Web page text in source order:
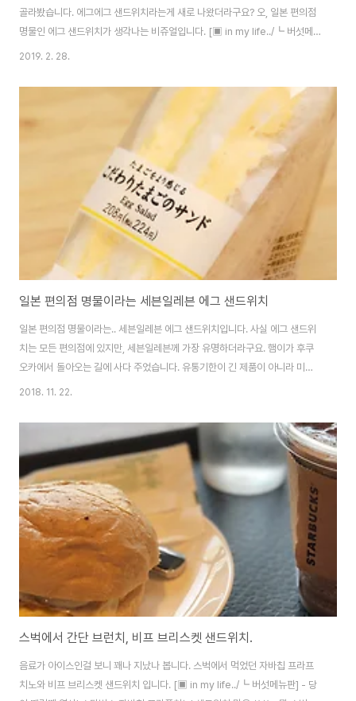
골라봤습니다. 에그에그 샌드위치라는게 새로 나왔더라구요? 오, 일본 편의점
명물인 에그 샌드위치가 생각나는 비쥬얼입니다. [▣ in my life../┗ 버섯메
뉴판] - 일본 편의점 명물이라는 세븐일레븐 에그 샌드위치 사실 큰 기대 없이
비교해도 꿀리지 않아요. 에그 샌드위치가 유통기간이 짧아 일본께 들어오기
어려울텐데, 스벅 에그에게 샌드위치면 대용이 될만합니다. ^^
2019. 2. 28.
일본 편의점 명물이라는 세븐일레븐 에그 샌드위치
일본 편의점 명물이라는.. 세븐일레븐 에그 샌드위치입니다. 사실 에그 샌드위
치는 모든 편의점에 있지만, 세븐일레븐께 가장 유명하더라구요. 햄이가 후쿠
오카에서 돌아오는 길에 사다 주었습니다. 유통기한이 긴 제품이 아니라 미리
사두면 안되거든요. 에그 샌드위치인데.. 마치 슈크림같은 질감을 보여줍니다.
맛과 고소함이 어울어져 상당히 맛있습니다. 추천할만 하네요. 요새 많은 제품
들이 국내에도 들어오는데.. 이 녀석은 유통기한의 한계로 못 들어오는게 아쉬
2018. 11. 22.
스벅에서 간단 브런치, 비프 브리스켓 샌드위치.
음료가 아이스인걸 보니 꽤나 지났나 봅니다. 스벅에서 먹었던 자바칩 프라프
치노와 비프 브리스켓 샌드위치 입니다. [▣ in my life../┗ 버섯메뉴판] - 당